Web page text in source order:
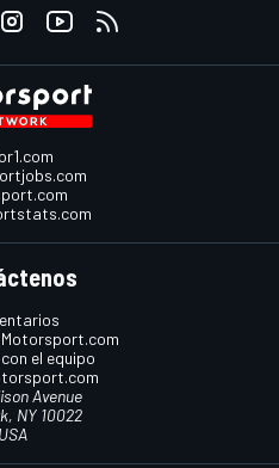
el equipo
Avenue
NY 10022
USA